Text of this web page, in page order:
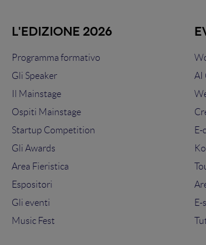
L'EDIZIONE 2026
Programma formativo
Gli Speaker
Il Mainstage
Ospiti Mainstage
Startup Competition
Gli Awards
Area Fieristica
Espositori
Gli eventi
Music Fest
AI
E-
E-